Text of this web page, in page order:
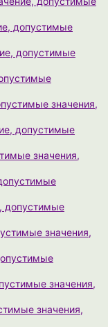
допустимые
допустимые
значения,
допустимые
значения,
допустимые
значения,
значения,
значения,